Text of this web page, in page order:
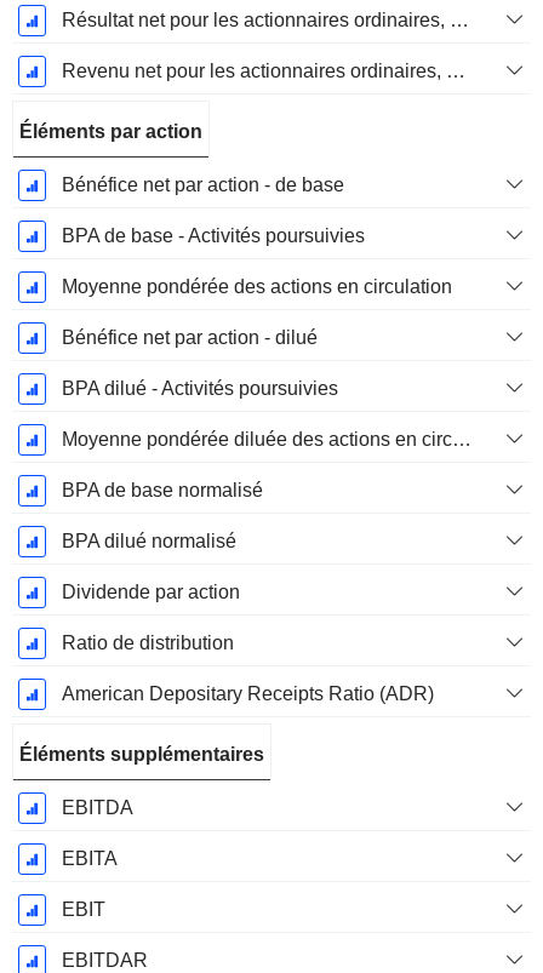
Résultat net pour les actionnaires ordinaires, éléments exceptionnels inclus.
Revenu net pour les actionnaires ordinaires, hors éléments exceptionnelsRésultat net pour les actionnaires ordinaires, éléments exceptionnels exclus.
Éléments par action
Bénéfice net par action - de base
BPA de base - Activités poursuivies
Moyenne pondérée des actions en circulation
Bénéfice net par action - dilué
BPA dilué - Activités poursuivies
Moyenne pondérée diluée des actions en circulation
BPA de base normalisé
BPA dilué normalisé
Dividende par action
Ratio de distribution
American Depositary Receipts Ratio (ADR)
Éléments supplémentaires
EBITDA
EBITA
EBIT
EBITDAR